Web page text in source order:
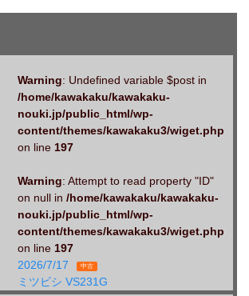
Warning: Undefined variable $post in
/home/kawakaku/kawakaku-
nouki.jp/public_html/wp-
content/themes/kawakaku3/wiget.php
on line 197
Warning: Attempt to read property "ID"
on null in /home/kawakaku/kawakaku-
nouki.jp/public_html/wp-
content/themes/kawakaku3/wiget.php
on line 197
2026/7/17
中古
ミツビシ VS231G